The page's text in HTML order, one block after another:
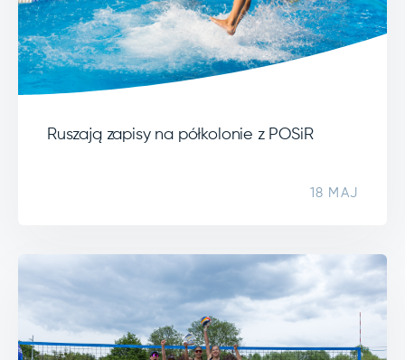
Ruszają zapisy na półkolonie z POSiR
18 MAJ